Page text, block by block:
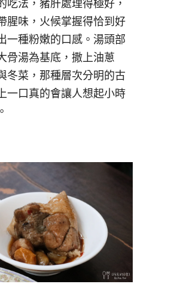
吃法，豬肝處理得極好，
腥味，火候掌握得恰到好
一種粉嫩的口感。湯頭部
骨湯為基底，撒上油蔥
冬菜，那種層次分明的古
一口真的會讓人想起小時